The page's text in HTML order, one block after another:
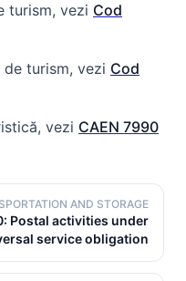
turism, vezi Cod
turism, vezi Cod
vezi CAEN 7990
AND STORAGE
Postal activities under
service obligation